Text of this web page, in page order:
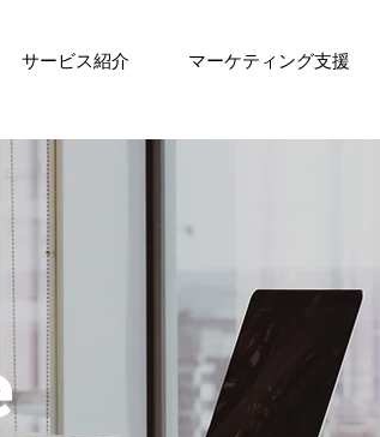
サービス紹介 マーケティング支援